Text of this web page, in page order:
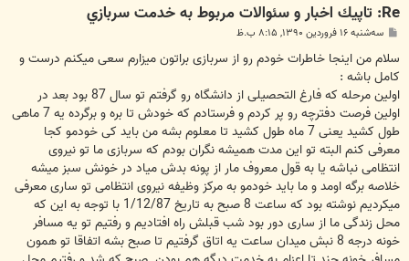
Re: تاپيك اخبار و سئوالات مربوط به خدمت سربازي
پ
ت
سه‌شنبه ۱۶ فروردین ۱۳۹۰, ۸:۱۵ ب.ظ
سلام من اینجا خاطرات خودم رو از سربازی براتون میزارم سعی میکنم درست و
کامل باشه :
اولین مرحله که فارغ التحصیلی از دانشگاه رو گرفتم تو سال 87 بود بعد در
اولین فرصت دفترچه رو پر کردم و فرستادم که خودش تا بره و برگرده یه 7 ماهی
طول کشید یعنی 7 ماه طول کشید تا معلوم بشه من باید کی خودمو کجا
معرفی کنم البته تو این مدت همیشه نگران بودم که سربازی ما تو نیروی
انتظامی نباشه یا به قول معروف مار از پونه بدش میاد در خونش سبز میشه
خلاصه برگه اومد و ما باید خودمو به مرکز وظیفه نیروی انتظامی تو ساری معرفی
میکردیم نوشته بود که ساعت 8 صبح به تاریخ 1/12/87 با توجه به این که
محل زندگی ما از ساری دور بود شب قبلش راه افتادیم و رفتیم تو یه مسافر
خونه درجه 8 نبش میدان ساعت یه اتاق گرفتیم تا صبح بشه اتفاقا تو همون